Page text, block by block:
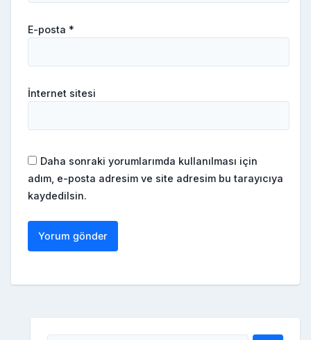
E-posta *
İnternet sitesi
Daha sonraki yorumlarımda kullanılması için
adım, e-posta adresim ve site adresim bu tarayıcıya
kaydedilsin.